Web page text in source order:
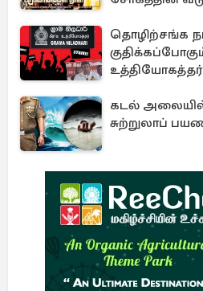
தொழிற்சங்க
கடல் அலையில்
சுற்றுலாப்